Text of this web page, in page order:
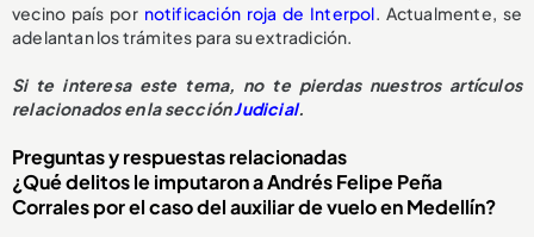
vecino país por notificación roja de Interpol. Actualmente, se
adelantan los trámites para su extradición.
Si te interesa este tema, no te pierdas nuestros artículos
relacionados en la secciónJudicial.
Preguntas y respuestas relacionadas
¿Qué delitos le imputaron a Andrés Felipe Peña
Corrales por el caso del auxiliar de vuelo en Medellín?